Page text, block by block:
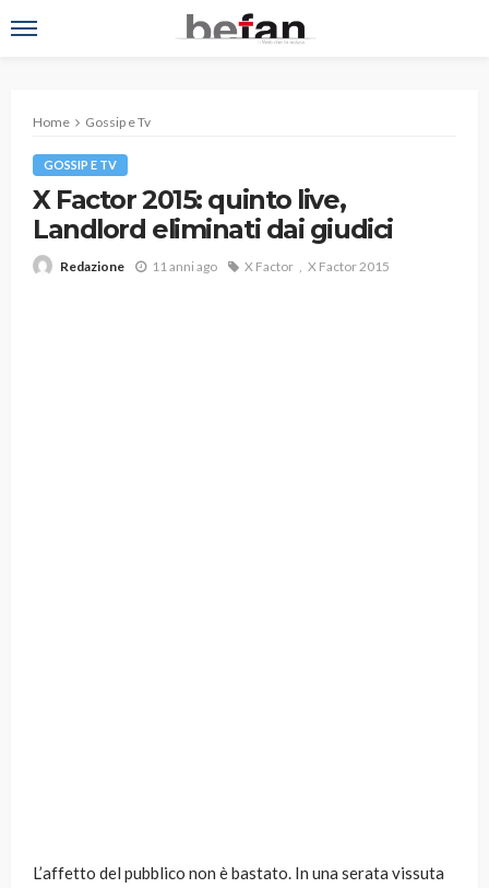
Home Gossip e Tv
GOSSIP E TV
X Factor 2015: quinto live,
Landlord eliminati dai giudici
Redazione 11 anni ago X Factor X Factor 2015
L’affetto del pubblico non è bastato. In una serata vissuta